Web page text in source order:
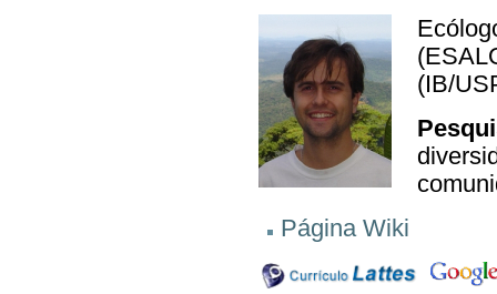
(IB/
Página Wiki